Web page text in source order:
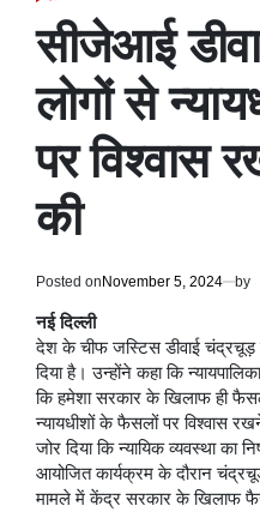
सीजेआई
लोगों से
पर विश्वास
की
Posted onNovember 5, 2024 by
नई दिल्ली
देश के चीफ जस्टिस डीवाई चंद्रचूड़
दिया है। उन्होंने कहा कि
कि हमेशा सरकार के खिलाफ ही
न्यायधीशों के फैसलों पर विश्वास
जोर दिया कि न्यायिक व्यवस्था का
आयोजित कार्यक्रम के दौरान
मामले में केंद्र सरकार के खिलाफ